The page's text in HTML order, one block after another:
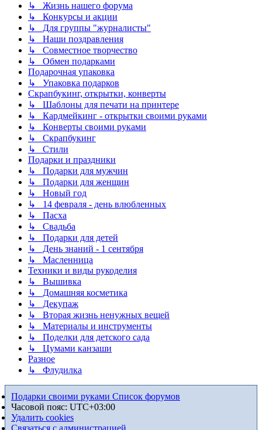
↳ Жизнь нашего форума
↳ Конкурсы и акции
↳ Для группы "журналисты"
↳ Наши поздравления
↳ Совместное творчество
↳ Обмен подарками
Подарочная упаковка
↳ Упаковка подарков
Скрапбукинг, открытки, конверты
↳ Шаблоны для печати на принтере
↳ Кардмейкинг - открытки своими руками
↳ Конверты своими руками
↳ Скрапбукинг
↳ Стили
Подарки и праздники
↳ Подарки для мужчин
↳ Подарки для женщин
↳ Новый год
↳ 14 февраля - день влюбленных
↳ Пасха
↳ Свадьба
↳ Подарки для детей
↳ День знаний - 1 сентября
↳ Масленница
Техники и виды рукоделия
↳ Вышивка
↳ Домашняя косметика
↳ Декупаж
↳ Вторая жизнь ненужных вещей
↳ Материалы и инструменты
↳ Поделки для детского сада
↳ Цумами канзаши
Разное
↳ Флудилка
Подарки своими руками Список форумов
Часовой пояс: UTC+03:00
Удалить cookies